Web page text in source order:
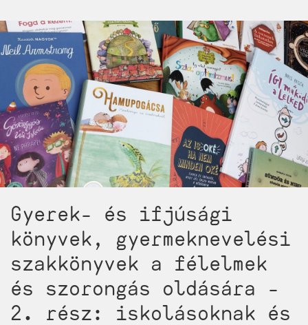
fejlesztő
gyerekkönyv,
plusz
egy
kis
adag
mesélős
elmélet)
Gyerek- és ifjúsági
könyvek, gyermeknevelési
szakkönyvek a félelmek
és szorongás oldására -
2. rész: iskolásoknak és